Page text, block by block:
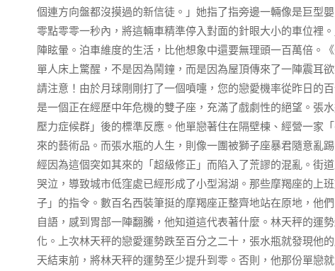
個連方向盤都沒摸過的新信徒。」她指了指旁邊一輛像是巨型
零點零零一秒內，將這輛車精準停入對面的針眼大小的車位裡
陣眩暈。泊車維度的生活，比他想象中還要無理頭一百萬倍。
單人床上驚醒，不是因為鬧鐘，而是因為屋頂傳來了一陣震耳
請注意！由於月球剛剛打了一個噴嚏，您的戀愛機率從昨日的
是一個正在經歷中年危機的雙子座，充滿了戲劇性的絕望。張
壓力症候群」後的標準反應。他單戀著住在隔壁棟、經營一家
來的藝術品。而張水瓶的人生，則像一團被獅子座暴君隨意亂
經因為這個突如其來的「超級修正」而陷入了荒謬的混亂。街
哭泣，導致城市低窪處已經形成了小型潟湖。那些摩羯座的上
子」的指令。數百名西裝筆挺的摩羯座正整齊地站在原地，他
自語，感到胃部一陣翻騰，他知道這代表著什麼。林天秤的運
化。上次林天秤的戀愛運勢跌至百分之二十，張水瓶就發現他
天結束前，將林天秤的運勢至少提升到零。否則，他那份單戀